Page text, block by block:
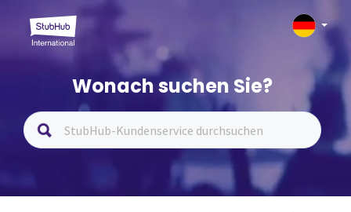
Wonach suchen Sie?